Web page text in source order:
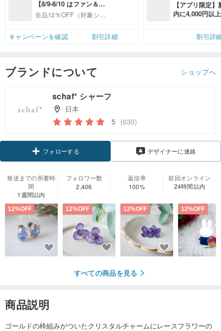
【8/9-8/10 はファン＆会
員感謝デー】対象ショッ
プ全品12%OFF
全品12％OFF（対象ショ
キャンペーンを確認 割引詳細
【アプリ限定
内に4,000円以
割引詳
ブランドについて ショップへ
schaf* シャーフ
日本
5 (630)
フォローする デザイナーに連絡
発送までの所要時
間
1週間以内
フォロワー数
2,406
返信率
100%
前回オンライン
24時間以内
12%OFF 12%OFF 12%OFF 12%OFF
すべての商品を見る
商品説明
ゴールドの枠組みがついたクリスタルチャームにレースフラワーの